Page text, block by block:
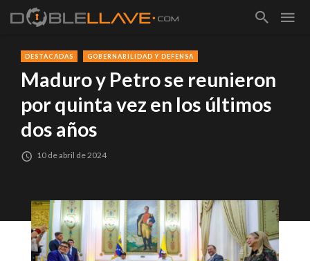
DESTACADAS GOBERNABILIDAD Y DEFENSA
Maduro y Petro se reunieron
por quinta vez en los últimos
dos años
10 de abril de 2024